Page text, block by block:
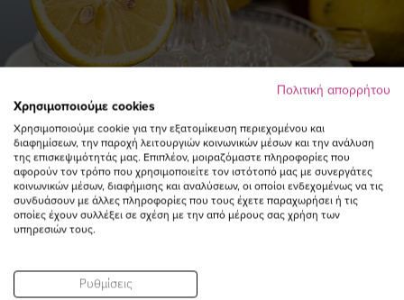
2 κουταλιές σούπας γιαούρτι
2-3 σταγόνες φυσικός χυμός λεμονιού
1 κουταλιά σούπας μέλι
Σ’ ένα μπολάκι προσθέτεις όλα τα υλικά, τα
μάσκα σε καθαρό πρόσωπο για 10-15 λεπτά.
Πολιτική απορρήτου
Χρησιμοποιούμε cookies
Χρησιμοποιούμε cookie για την εξατομίκευση περιεχομένου και
διαφημίσεων, την παροχή λειτουργιών κοινωνικών μέσων και την ανάλυση
της επισκεψιμότητάς μας. Επιπλέον, μοιραζόμαστε πληροφορίες που
αφορούν τον τρόπο που χρησιμοποιείτε τον ιστότοπό μας με συνεργάτες
κοινωνικών μέσων, διαφήμισης και αναλύσεων, οι οποίοι ενδεχομένως να τις
συνδυάσουν με άλλες πληροφορίες που τους έχετε παραχωρήσει ή τις
οποίες έχουν συλλέξει σε σχέση με την από μέρους σας χρήση των
υπηρεσιών τους.
Ρυθμίσεις